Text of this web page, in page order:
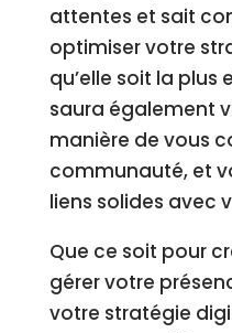
attentes et sait
optimiser votre
qu’elle soit la plus
saura également
manière de vous
communauté, et
liens solides avec
Que ce soit pour
gérer votre
votre stratégie